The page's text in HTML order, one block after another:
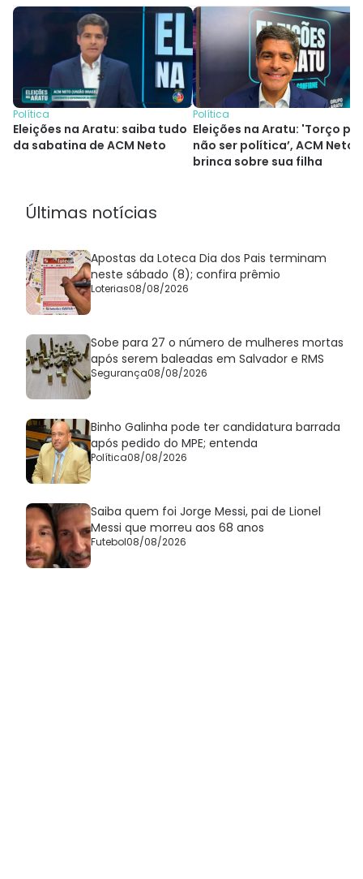
Política
Eleições na Aratu: saiba tudo
da sabatina de ACM Neto
Política
Eleições na Aratu: 'Torço
não ser política’, ACM Neto
brinca sobre sua filha
Últimas notícias
Apostas da Loteca Dia dos Pais terminam
neste sábado (8); confira prêmio
Loterias08/08/2026
Sobe para 27 o número de mulheres mortas
após serem baleadas em Salvador e RMS
Segurança08/08/2026
Binho Galinha pode ter candidatura barrada
após pedido do MPE; entenda
Política08/08/2026
Saiba quem foi Jorge Messi, pai de Lionel
Messi que morreu aos 68 anos
Futebol08/08/2026